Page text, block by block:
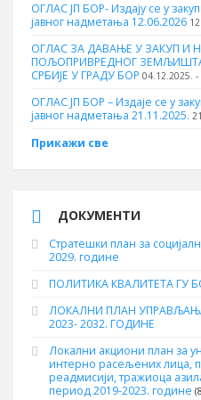
ОГЛАС ЈП БОР- Издају се у
јавног надметања 12.06.2026
ОГЛАС ЗА ДАВАЊЕ У ЗАКУП И
ПОЉОПРИВРЕДНОГ
СРБИЈЕ У ГРАДУ БОР 04.12.2025. -
ОГЛАС ЈП БОР – Издаје се у
јавног надметања 21.11.2025.
Прикажи све
ДОКУМЕНТИ
Стратешки план за
2029. године
ПОЛИТИКА КВАЛИТЕТА ГУ
ЛОКАЛНИ ПЛАН
2023- 2032. ГОДИНЕ
Локални акциони план за
интерно расељених лица,
реадмисији, тражиоца
период 2019-2023. године